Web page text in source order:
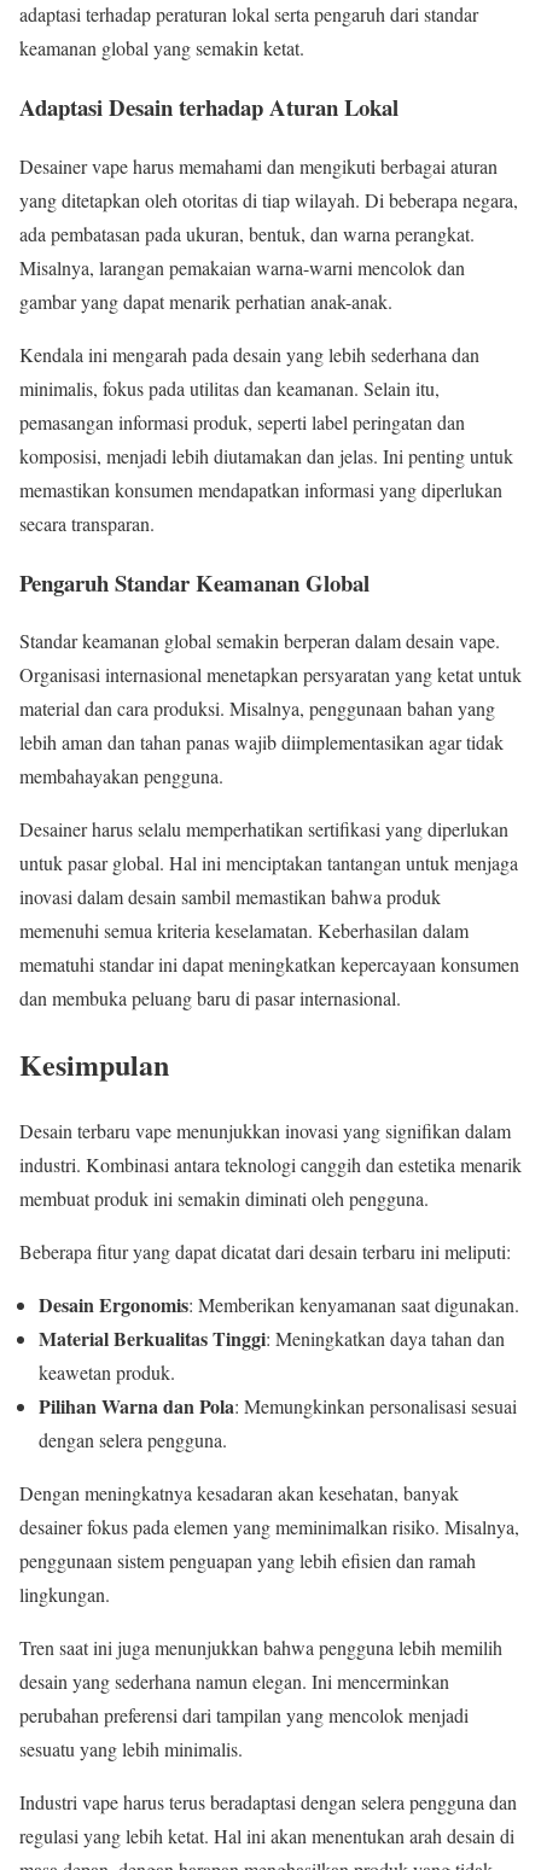
adaptasi terhadap peraturan lokal serta pengaruh dari standar
keamanan global yang semakin ketat.
Adaptasi Desain terhadap Aturan Lokal
Desainer vape harus memahami dan mengikuti berbagai aturan
yang ditetapkan oleh otoritas di tiap wilayah. Di beberapa negara,
ada pembatasan pada ukuran, bentuk, dan warna perangkat.
Misalnya, larangan pemakaian warna-warni mencolok dan
gambar yang dapat menarik perhatian anak-anak.
Kendala ini mengarah pada desain yang lebih sederhana dan
minimalis, fokus pada utilitas dan keamanan. Selain itu,
pemasangan informasi produk, seperti label peringatan dan
komposisi, menjadi lebih diutamakan dan jelas. Ini penting untuk
memastikan konsumen mendapatkan informasi yang diperlukan
secara transparan.
Pengaruh Standar Keamanan Global
Standar keamanan global semakin berperan dalam desain vape.
Organisasi internasional menetapkan persyaratan yang ketat untuk
material dan cara produksi. Misalnya, penggunaan bahan yang
lebih aman dan tahan panas wajib diimplementasikan agar tidak
membahayakan pengguna.
Desainer harus selalu memperhatikan sertifikasi yang diperlukan
untuk pasar global. Hal ini menciptakan tantangan untuk menjaga
inovasi dalam desain sambil memastikan bahwa produk
memenuhi semua kriteria keselamatan. Keberhasilan dalam
mematuhi standar ini dapat meningkatkan kepercayaan konsumen
dan membuka peluang baru di pasar internasional.
Kesimpulan
Desain terbaru vape menunjukkan inovasi yang signifikan dalam
industri. Kombinasi antara teknologi canggih dan estetika menarik
membuat produk ini semakin diminati oleh pengguna.
Beberapa fitur yang dapat dicatat dari desain terbaru ini meliputi:
Desain Ergonomis: Memberikan kenyamanan saat digunakan.
Material Berkualitas Tinggi: Meningkatkan daya tahan dan
keawetan produk.
Pilihan Warna dan Pola: Memungkinkan personalisasi sesuai
dengan selera pengguna.
Dengan meningkatnya kesadaran akan kesehatan, banyak
desainer fokus pada elemen yang meminimalkan risiko. Misalnya,
penggunaan sistem penguapan yang lebih efisien dan ramah
lingkungan.
Tren saat ini juga menunjukkan bahwa pengguna lebih memilih
desain yang sederhana namun elegan. Ini mencerminkan
perubahan preferensi dari tampilan yang mencolok menjadi
sesuatu yang lebih minimalis.
Industri vape harus terus beradaptasi dengan selera pengguna dan
regulasi yang lebih ketat. Hal ini akan menentukan arah desain di